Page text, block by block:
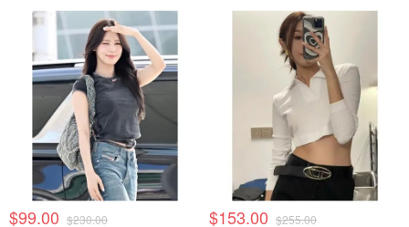
$99.00 $230.00 $153.00 $255.00